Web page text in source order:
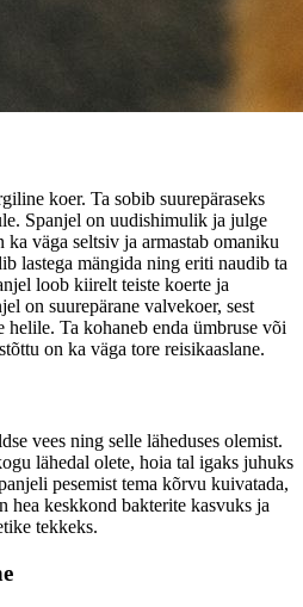
koer. Ta sobib suurepäraseks
Spanjel on uudishimulik ja julge
ka väga seltsiv ja armastab omaniku
lastega mängida ning eriti naudib ta
loob kiirelt teiste koerte ja
on suurepärane valvekoer, sest
helile. Ta kohaneb enda ümbruse või
on ka väga tore reisikaaslane.
vees ning selle läheduses olemist.
lähedal olete, hoia tal igaks juhuks
pesemist tema kõrvu kuivatada,
hea keskkond bakterite kasvuks ja
tekkeks.